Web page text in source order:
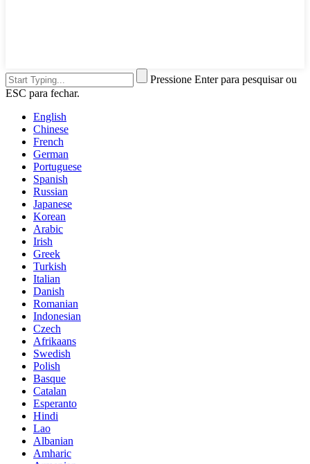
Pressione Enter para pesquisar ou
ESC para fechar.
English
Chinese
French
German
Portuguese
Spanish
Russian
Japanese
Korean
Arabic
Irish
Greek
Turkish
Italian
Danish
Romanian
Indonesian
Czech
Afrikaans
Swedish
Polish
Basque
Catalan
Esperanto
Hindi
Lao
Albanian
Amharic